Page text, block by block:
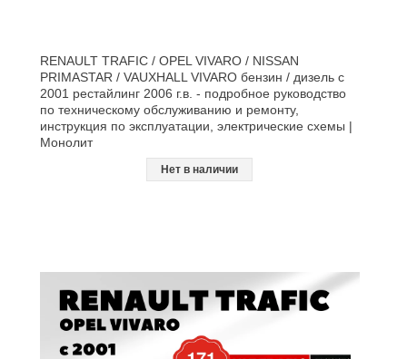
RENAULT TRAFIC / OPEL VIVARO / NISSAN
PRIMASTAR / VAUXHALL VIVARO бензин / дизель с
2001 рестайлинг 2006 г.в. - подробное руководство
по техническому обслуживанию и ремонту,
инструкция по эксплуатации, электрические схемы |
Монолит
Нет в наличии